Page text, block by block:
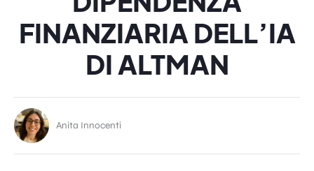
FINANZIARIA DELL’IA
DI ALTMAN
Anita Innocenti